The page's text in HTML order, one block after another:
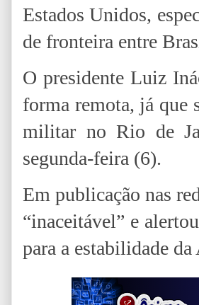
Estados Unidos,
de fronteira entre
O presidente Luiz
forma remota, já que
militar no Rio de
segunda-feira (6).
Em publicação nas
“inaceitável” e
para a estabilidade